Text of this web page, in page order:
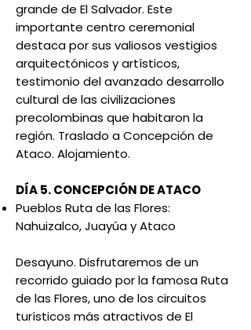
grande de El Salvador. Este
importante centro ceremonial
destaca por sus valiosos vestigios
arquitectónicos y artísticos,
testimonio del avanzado desarrollo
cultural de las civilizaciones
precolombinas que habitaron la
región. Traslado a Concepción de
Ataco. Alojamiento.
DÍA 5. CONCEPCIÓN DE ATACO
Pueblos Ruta de las Flores:
Nahuizalco, Juayúa y Ataco
Desayuno. Disfrutaremos de un
recorrido guiado por la famosa Ruta
de las Flores, uno de los circuitos
turísticos más atractivos de El